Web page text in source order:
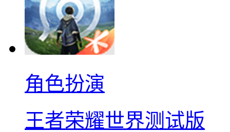
角色扮演
王者荣耀世界测试版